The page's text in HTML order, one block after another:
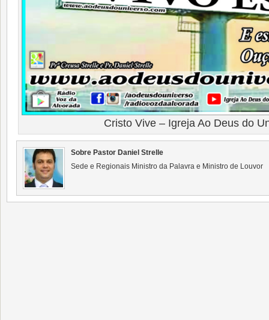
Cristo Vive – Igreja Ao Deus do
Sobre Pastor Daniel Strelle
Sede e Regionais Ministro da Palavra e Ministro de Louvor